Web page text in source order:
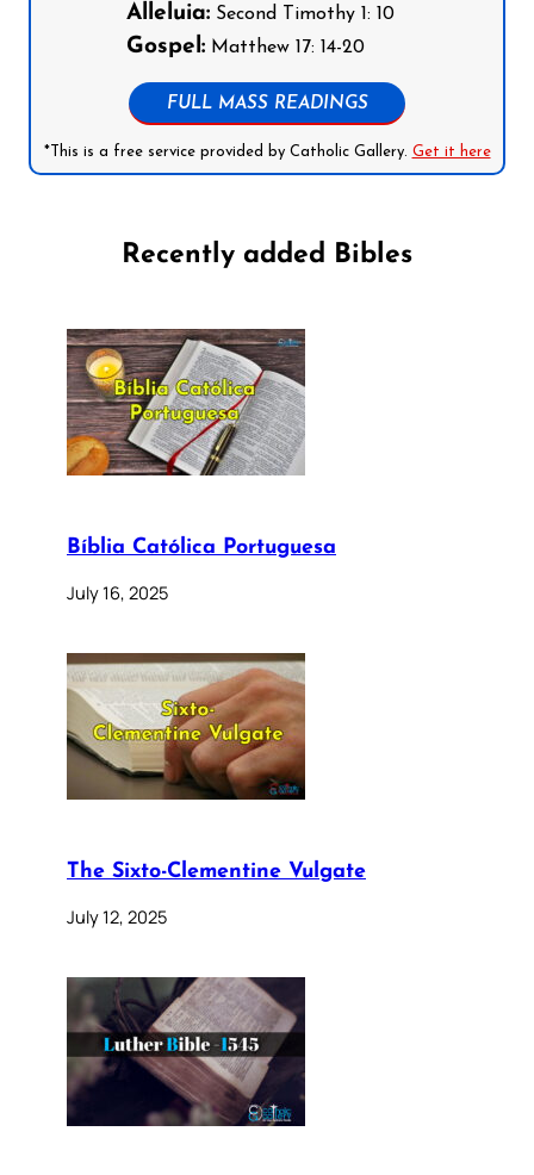
Alleluia:Second Timothy 1: 10
Gospel:Matthew 17: 14-20
FULL MASS READINGS
*This is a free service provided by Catholic Gallery. Get it here
Recently added Bibles
Bíblia Católica Portuguesa
July 16, 2025
The Sixto-Clementine Vulgate
July 12, 2025